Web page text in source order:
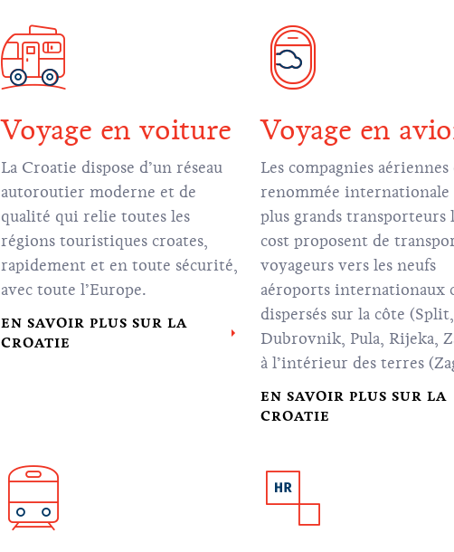
Voyage en voiture
La Croatie dispose d’un réseau
autoroutier moderne et de
qualité qui relie toutes les
régions touristiques croates,
rapidement et en toute sécurité,
avec toute l’Europe.
EN SAVOIR PLUS SUR LA
CROATIE
Voyage en
Les compagnies aériennes
renommée internationale
plus grands transporteurs
cost proposent de
voyageurs vers les neufs
aéroports internationaux
dispersés sur la côte (Split,
Dubrovnik, Pula, Rijeka,
à l’intérieur des terres (
Osijek) et sur les îles (
etBrač).
EN SAVOIR PLUS SUR LA
CROATIE